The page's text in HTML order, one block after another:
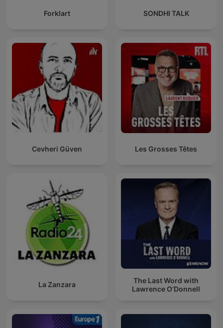
Forklart SONDHI TALK
Cevheri Güven Les Grosses Têtes
La Zanzara
The Last Word with
Lawrence O’Donnell